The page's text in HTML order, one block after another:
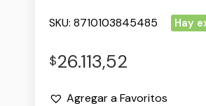
SKU: 8710103845485 Hay
$26.113,52
Agregar a Favoritos